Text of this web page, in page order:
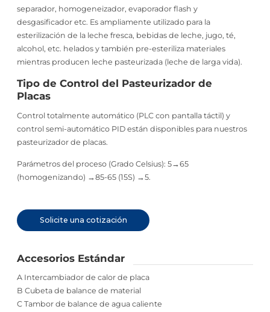
separador, homogeneizador, evaporador flash y
desgasificador etc. Es ampliamente utilizado para la
esterilización de la leche fresca, bebidas de leche, jugo, té,
alcohol, etc. helados y también pre-esteriliza materiales
mientras producen leche pasteurizada (leche de larga vida).
Tipo de Control del Pasteurizador de
Placas
Control totalmente automático (PLC con pantalla táctil) y
control semi-automático PID están disponibles para nuestros
pasteurizador de placas.
Parámetros del proceso (Grado Celsius): 5→65
(homogenizando) →85-65 (15S) →5.
Solicite una cotización
Accesorios Estándar
A Intercambiador de calor de placa
B Cubeta de balance de material
C Tambor de balance de agua caliente